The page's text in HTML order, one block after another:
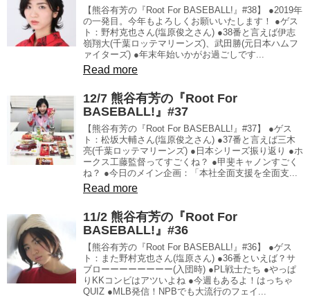
【熊谷有芳の『Root For BASEBALL!』#38】 ●2019年
の一発目。今年もよろしくお願いいたします！ ●ゲス
ト：野村克也さん(塩原俊之さん) ●38番と言えば伊志
嶺翔大(千葉ロッテマリーンズ)、武田勝(元日本ハムフ
ァイターズ) ●年末年始いかがお過ごしです...
Read more
12/7 熊谷有芳の『Root For
BASEBALL!』#37
【熊谷有芳の『Root For BASEBALL!』#37】 ●ゲス
ト：松坂大輔さん(塩原俊之さん) ●37番と言えば三木
亮(千葉ロッテマリーンズ) ●日本シリーズ振り返り ●ホ
ークス工藤監督ってすごくね？ ●甲斐キャノンすごく
ね？ ●今日のメイン企画：「本社全面支援を全面支...
Read more
11/2 熊谷有芳の『Root For
BASEBALL!』#36
【熊谷有芳の『Root For BASEBALL!』#36】 ●ゲス
ト：また野村克也さん(塩原さん) ●36番といえば？サ
ブローーーーーーーー(入団時) ●PL戦士たち ●やっぱ
りKKコンビはアツいよね ●今週もあるよ！はっちゃ
QUIZ ●MLB発信！NPBでも大流行のフェイ...